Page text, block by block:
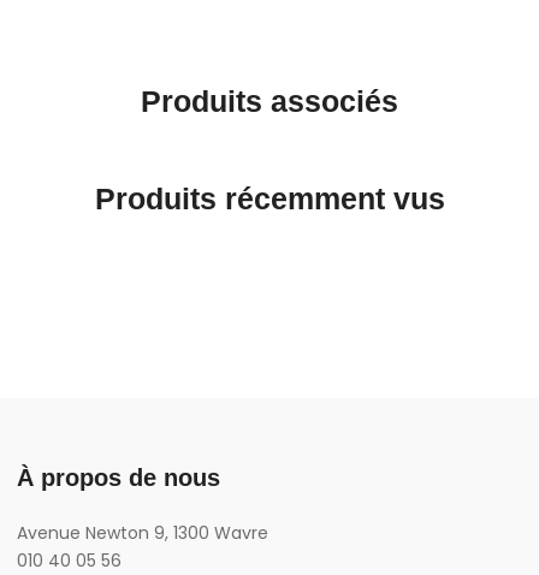
Produits associés
Produits récemment vus
À propos de nous
Avenue Newton 9, 1300 Wavre
010 40 05 56